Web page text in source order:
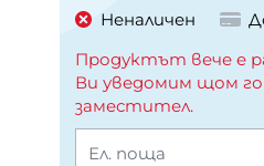
Неналичен
Продуктът вече е
Ви уведомим щом
заместител.
Ел. поща